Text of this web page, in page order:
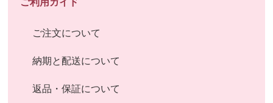
ご利用ガイド
ご注文について
納期と配送について
返品・保証について